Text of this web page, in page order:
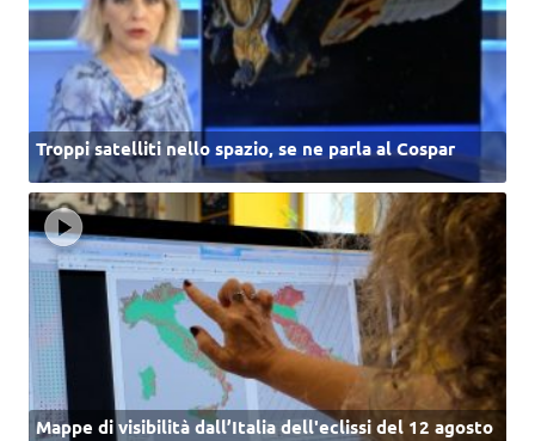
Troppi satelliti nello spazio, se ne parla al Cospar
Mappe di visibilità dall’Italia dell'eclissi del 12 agosto